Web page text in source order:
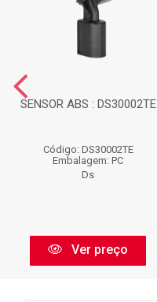
SENSOR ABS : DS30002TE
Código: DS30002TE
Embalagem: PC
Ds
Ver preço